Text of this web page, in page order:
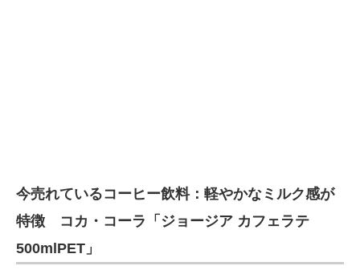
今売れているコーヒー飲料：軽やかなミルク感が
特徴 コカ・コーラ「ジョージア カフェラテ
500mlPET」